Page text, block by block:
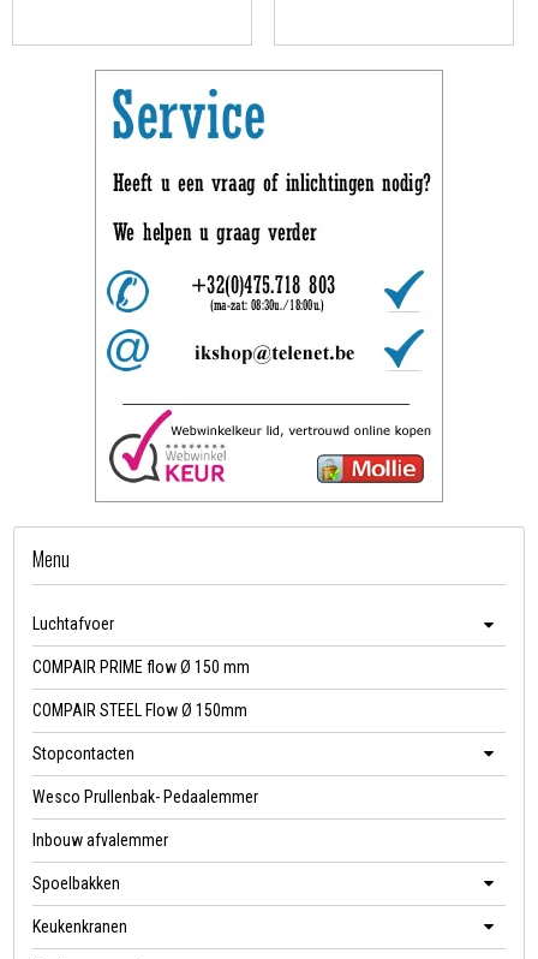
Menu
Luchtafvoer
COMPAIR PRIME flow Ø 150 mm
COMPAIR STEEL Flow Ø 150mm
Stopcontacten
Wesco Prullenbak- Pedaalemmer
Inbouw afvalemmer
Spoelbakken
Keukenkranen